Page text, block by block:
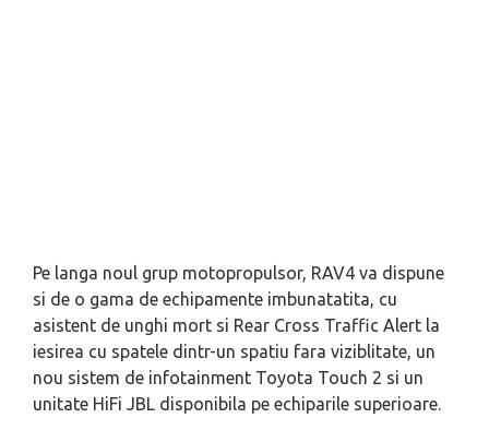
Pe langa noul grup motopropulsor, RAV4 va dispune
si de o gama de echipamente imbunatatita, cu
asistent de unghi mort si Rear Cross Traffic Alert la
iesirea cu spatele dintr-un spatiu fara viziblitate, un
nou sistem de infotainment Toyota Touch 2 si un
unitate HiFi JBL disponibila pe echiparile superioare.